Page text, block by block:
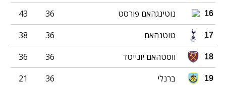
16 נוטינגהאם פורסט 36
43
17 טוטנהאם 36
38
18 ווסטהאם יונייטד 36
36
19 ברנלי 36
21